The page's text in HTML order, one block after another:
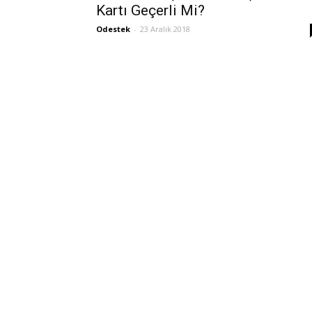
Kartı Geçerli Mi?
Odestek - 23 Aralık 2018